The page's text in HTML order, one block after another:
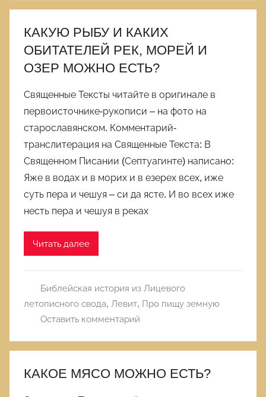
КАКУЮ РЫБУ И КАКИХ
ОБИТАТЕЛЕЙ РЕК, МОРЕЙ И
ОЗЕР МОЖНО ЕСТЬ?
Священные Тексты читайте в оригинале в
первоисточнике-рукописи – на фото на
старославянском. Комментарий-
транслитерация на Священные Текста: В
Священном Писании (Септуагинте) написано:
Яже в водах и в морих и в езерех всех, иже
суть пера и чешуя – си да ясте. И во всех иже
несть пера и чешуя в реках
Читать далее
Библейская история из Лицевого
летописного свода, Левит, Про пищу земную
Оставить комментарий
КАКОЕ МЯСО МОЖНО ЕСТЬ?